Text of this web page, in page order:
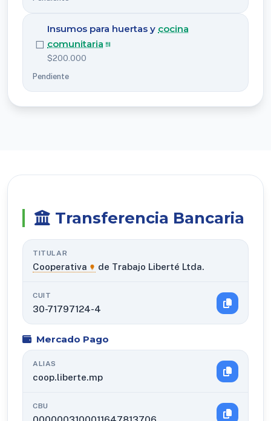
◻
Insumos para huertas y cocina
comunitaria
$200.000
Pendiente
Transferencia Bancaria
TITULAR
Cooperativa de Trabajo Liberté Ltda.
CUIT
30-71797124-4
Mercado Pago
ALIAS
coop.liberte.mp
CBU